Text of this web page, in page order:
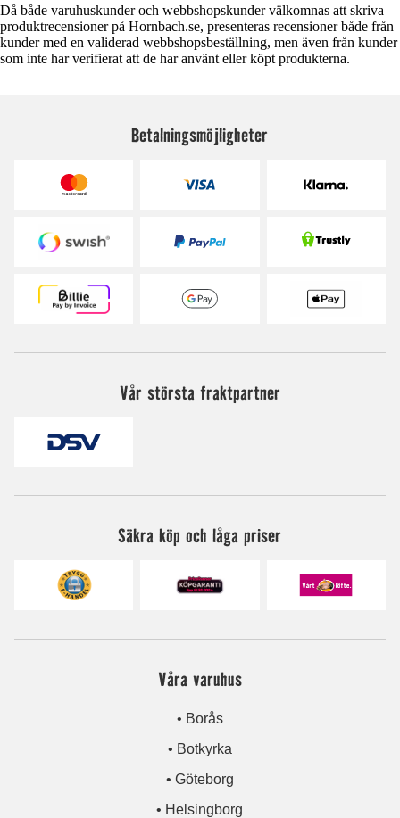
Då både varuhuskunder och webbshopskunder välkomnas att skriva
produktrecensioner på Hornbach.se, presenteras recensioner både från
kunder med en validerad webbshopsbeställning, men även från kunder
som inte har verifierat att de har använt eller köpt produkterna.
Betalningsmöjligheter
Vår största fraktpartner
Säkra köp och låga priser
Våra varuhus
• Borås
• Botkyrka
• Göteborg
• Helsingborg